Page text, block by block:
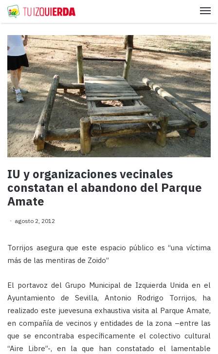
IU y organizaciones vecinales
constatan el abandono del Parque
Amate
agosto 2, 2012
Torrijos asegura que este espacio público es “una víctima
más de las mentiras de Zoido”
El portavoz del Grupo Municipal de Izquierda Unida en el
Ayuntamiento de Sevilla, Antonio Rodrigo Torrijos, ha
realizado este juevesuna exhaustiva visita al Parque Amate,
en compañía de vecinos y entidades de la zona –entre las
que se encontraba específicamente el colectivo cultural
“Aire Libre”-, en la que han constatado el lamentable